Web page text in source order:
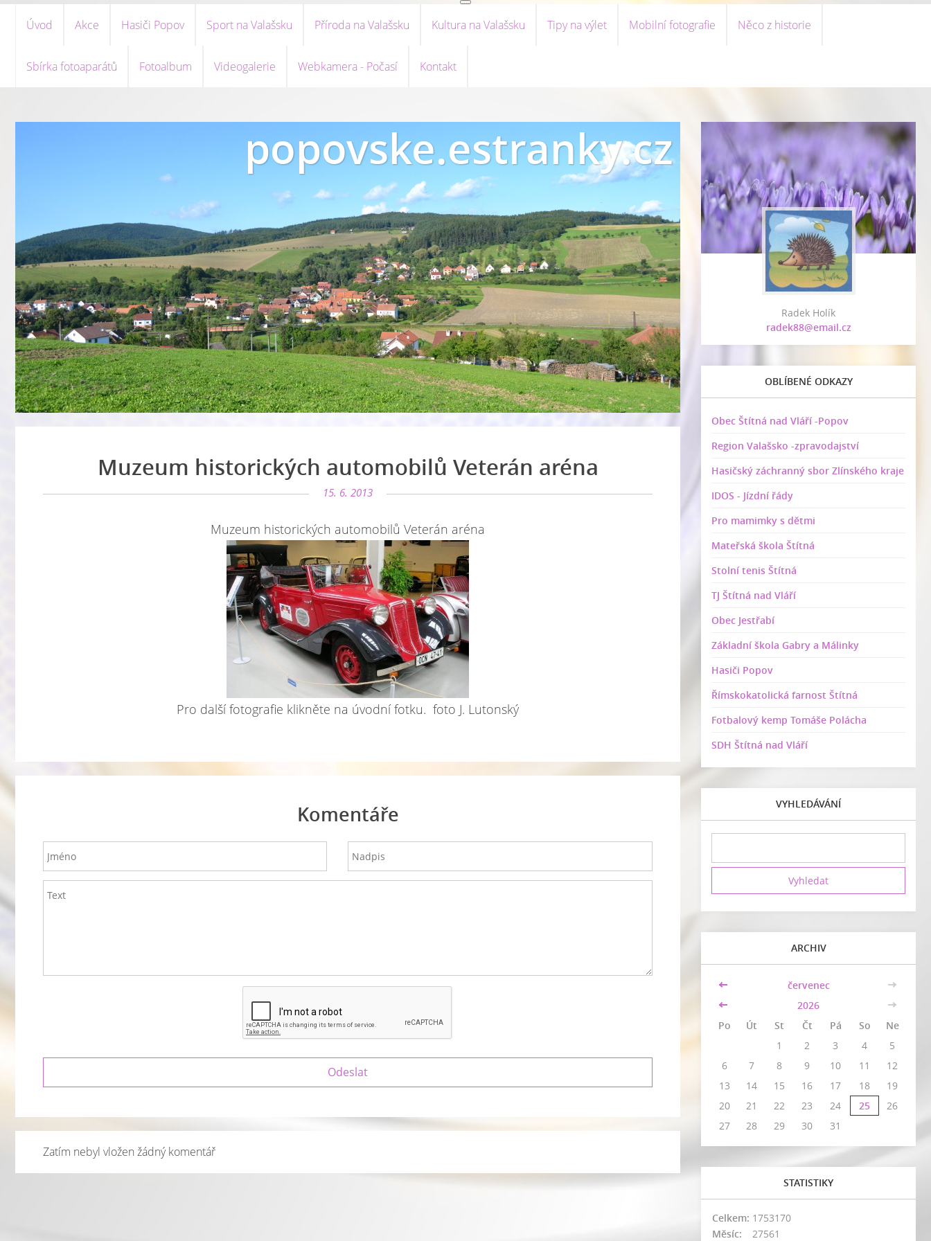
Úvod Akce Hasiči Popov Sport na Valašsku Příroda na Valašsku Kultura na Valašsku Tipy na výlet Mobilní fotografie Něco z historie
Sbírka fotoaparátů Fotoalbum Videogalerie Webkamera - Počasí Kontakt
popovske.estranky.cz
Muzeum historických automobilů Veterán aréna
15. 6. 2013
Muzeum historických automobilů Veterán aréna
Pro další fotografie klikněte na úvodní fotku. foto J. Lutonský
Komentáře
Zatím nebyl vložen žádný komentář
Radek Holík
radek88@email.cz
OBLÍBENÉ ODKAZY
Obec Štítná nad Vláří -Popov
Region Valašsko -zpravodajství
Hasičský záchranný sbor Zlínského kraje
IDOS - Jízdní řády
Pro mamimky s dětmi
Mateřská škola Štítná
Stolní tenis Štítná
TJ Štítná nad Vláří
Obec Jestřabí
Základní škola Gabry a Málinky
Hasiči Popov
Římskokatolická farnost Štítná
Fotbalový kemp Tomáše Polácha
SDH Štítná nad Vláří
VYHLEDÁVÁNÍ
ARCHIV
<< červenec
>>
<<
2026
>>
Po
Út St Čt Pá So
Ne
1
2 3 4
5
6
7 8 9 10 11
12
13
14 15 16 17 18
19
20
21 22 23 24 25
26
27
28 29 30 31
STATISTIKY
Celkem: 1753170
Měsíc:
27561